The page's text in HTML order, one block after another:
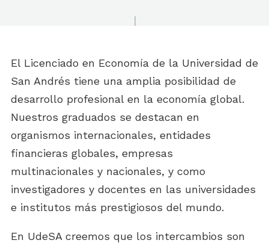
El Licenciado en Economía de la Universidad de
San Andrés tiene una amplia posibilidad de
desarrollo profesional en la economía global.
Nuestros graduados se destacan en
organismos internacionales, entidades
financieras globales, empresas
multinacionales y nacionales, y como
investigadores y docentes en las universidades
e institutos más prestigiosos del mundo.
En UdeSA creemos que los intercambios son